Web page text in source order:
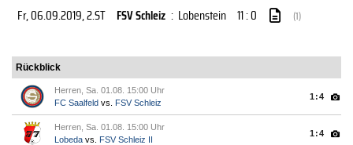
Fr, 06.09.2019, 2.ST FSV Schleiz : Lobenstein 11 : 0 (1)
Rückblick
Herren, Sa. 01.08. 15:00 Uhr
FC Saalfeld vs. FSV Schleiz
1:4
Herren, Sa. 01.08. 15:00 Uhr
Lobeda vs. FSV Schleiz II
1:4